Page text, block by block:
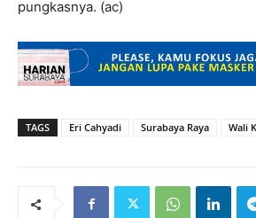
pungkasnya. (ac)
TAGS Eri Cahyadi Surabaya Raya Wali